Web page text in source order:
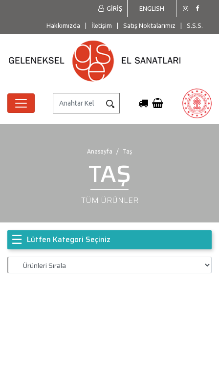
ENGLISH
GİRİŞ
Hakkımızda İletişim Satış Noktalarımız S.S.S.
Anasayfa Taş
TAŞ
TÜM ÜRÜNLER
☰ Lütfen Kategori Seçiniz